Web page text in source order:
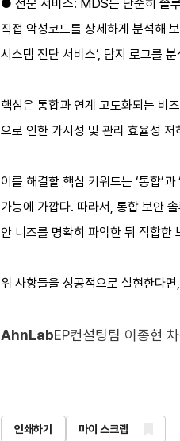
● 전문 서비스: MDS는 단순히 솔
직접 악성코드를 상세하게 분석해
시스템 진단 서비스’, 탐지 로그를
핵심은 통합과 연계 고도화되는 비
으로 인한 가시성 및 관리 효율성
이를 해결할 핵심 키워드는 ‘통합’
가능에 가깝다. 따라서, 통합 보안
안 니즈를 명확히 파악한 뒤 적합한
위 사항들을 성공적으로 실현한다
AhnLabEP컨설팅팀 이종현
인쇄하기 마이 스크랩